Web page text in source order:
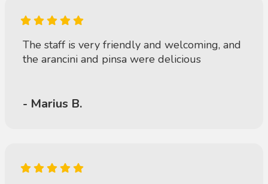
The staff is very friendly and welcoming, and
the arancini and pinsa were delicious
- Marius B.